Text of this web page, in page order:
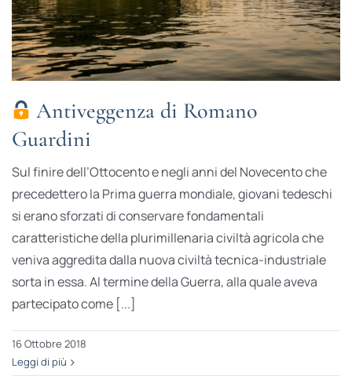
Antiveggenza di Romano
Guardini
Sul finire dell’Ottocento e negli anni del Novecento che
precedettero la Prima guerra mondiale, giovani tedeschi
si erano sforzati di conservare fondamentali
caratteristiche della plurimillenaria civiltà agricola che
veniva aggredita dalla nuova civiltà tecnica-industriale
sorta in essa. Al termine della Guerra, alla quale aveva
partecipato come [...]
16 Ottobre 2018
Leggi di più